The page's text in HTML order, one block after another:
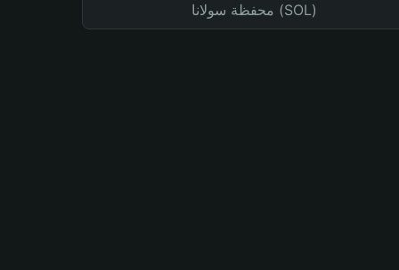
محفظة سولانا (SOL)